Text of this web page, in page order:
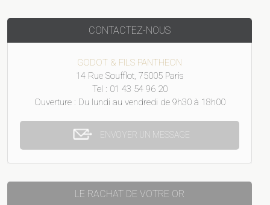
CONTACTEZ-NOUS
GODOT & FILS PANTHEON
14 Rue Soufflot, 75005 Paris
Tel : 01 43 54 96 20
Ouverture : Du lundi au vendredi de 9h30 à 18h00
ENVOYER UN MESSAGE
LE RACHAT DE VOTRE OR